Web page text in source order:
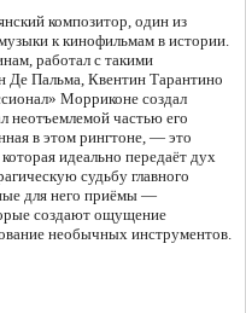
композитор, один из
к кинофильмам в истории.
работал с такими
Де Пальма, Квентин Тарантино
Морриконе создал
неотъемлемой частью его
в этом рингтоне, — это
идеально передаёт дух
судьбу главного
для него приёмы —
создают ощущение
необычных инструментов.